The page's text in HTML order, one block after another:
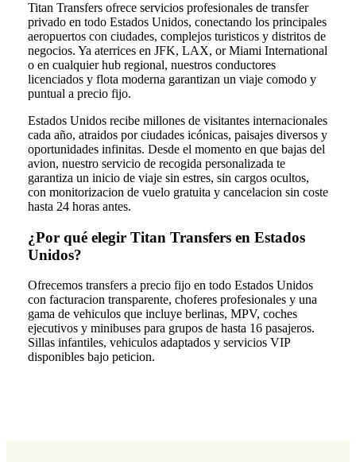
Titan Transfers ofrece servicios profesionales de transfer
privado en todo Estados Unidos, conectando los principales
aeropuertos con ciudades, complejos turisticos y distritos de
negocios. Ya aterrices en JFK, LAX, or Miami International
o en cualquier hub regional, nuestros conductores
licenciados y flota moderna garantizan un viaje comodo y
puntual a precio fijo.
Estados Unidos recibe millones de visitantes internacionales
cada año, atraidos por ciudades icónicas, paisajes diversos y
oportunidades infinitas. Desde el momento en que bajas del
avion, nuestro servicio de recogida personalizada te
garantiza un inicio de viaje sin estres, sin cargos ocultos,
con monitorizacion de vuelo gratuita y cancelacion sin coste
hasta 24 horas antes.
¿Por qué elegir Titan Transfers en Estados
Unidos?
Ofrecemos transfers a precio fijo en todo Estados Unidos
con facturacion transparente, choferes profesionales y una
gama de vehiculos que incluye berlinas, MPV, coches
ejecutivos y minibuses para grupos de hasta 16 pasajeros.
Sillas infantiles, vehiculos adaptados y servicios VIP
disponibles bajo peticion.